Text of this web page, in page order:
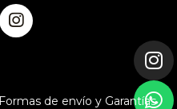
de envío y Garantías